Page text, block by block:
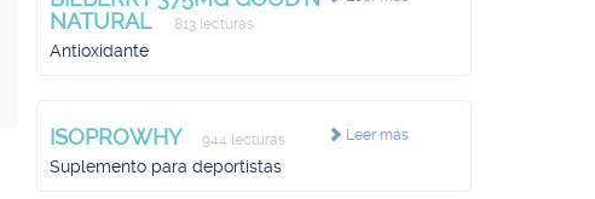
NATURAL
813 lecturas
Antioxidante
Leer más
ISOPROWHY 944 lecturas
Suplemento para deportistas